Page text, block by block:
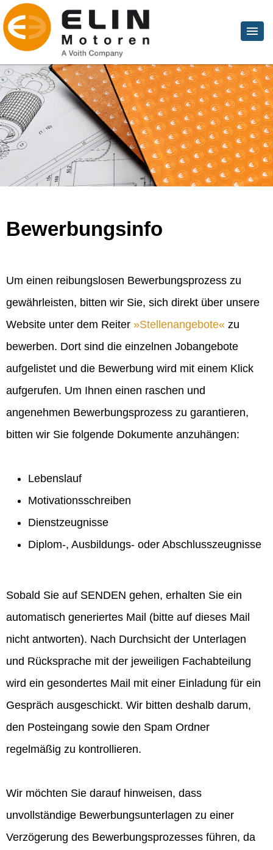
Bewerbungsinfo
Um einen reibungslosen Bewerbungsprozess zu
gewährleisten, bitten wir Sie, sich direkt über unsere
Website unter dem Reiter
Stellenangebote
zu
bewerben. Dort sind die einzelnen Jobangebote
aufgelistet und die Bewerbung wird mit einem Klick
aufgerufen. Um Ihnen einen raschen und
angenehmen Bewerbungsprozess zu garantieren,
bitten wir Sie folgende Dokumente anzuhängen:
Lebenslauf
Motivationsschreiben
Dienstzeugnisse
Diplom-, Ausbildungs- oder Abschlusszeugnisse
Sobald Sie auf SENDEN gehen, erhalten Sie ein
automatisch generiertes Mail (bitte auf dieses Mail
nicht antworten). Nach Durchsicht der Unterlagen
und Rücksprache mit der jeweiligen Fachabteilung
wird ein gesondertes Mail mit einer Einladung für ein
Gespräch ausgeschickt. Wir bitten deshalb darum,
den Posteingang sowie den Spam Ordner
regelmäßig zu kontrollieren.
Wir möchten Sie darauf hinweisen, dass
unvollständige Bewerbungsunterlagen zu einer
Verzögerung des Bewerbungsprozesses führen, da